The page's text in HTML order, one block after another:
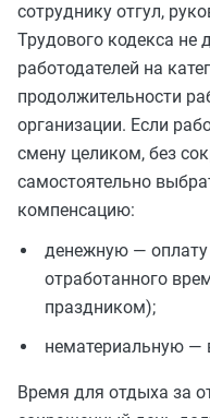
сотруднику отгул,
Трудового кодекса не
работодателей на
продолжительности
организации. Если
смену целиком, без
самостоятельно
компенсацию:
денежную —
отработанного
праздником);
нематериальную —
Время для отдыха за